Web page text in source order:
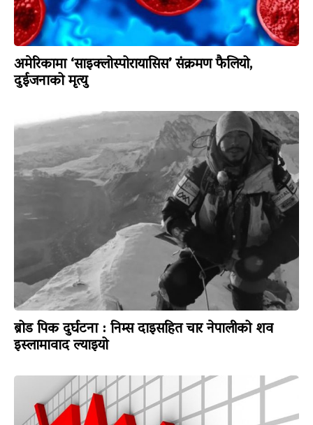
अमेरिकामा ‘साइक्लोस्पोरायासिस’ संक्रमण फैलियो,
दुईजनाको मृत्यु
ब्रोड पिक दुर्घटना : निम्स दाइसहित चार नेपालीको शव
इस्लामावाद ल्याइयो